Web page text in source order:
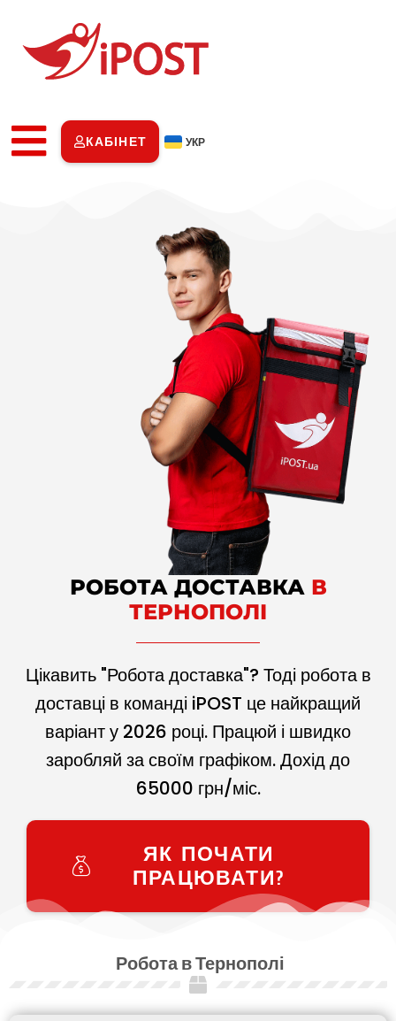
КАБІНЕТ УКР
РОБОТА ДОСТАВКА В
ТЕРНОПОЛІ
Цікавить "Робота доставка"? Тоді робота в
доставці в команді iPOST це найкращий
варіант у 2026 році. Працюй і швидко
заробляй за своїм графіком. Дохід до
65000 грн/міс.
ЯК ПОЧАТИ
ПРАЦЮВАТИ?
Робота в Тернополі